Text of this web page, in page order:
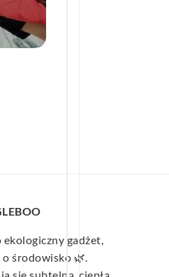
ekologiczny gadżet,
środowisko 🌿.